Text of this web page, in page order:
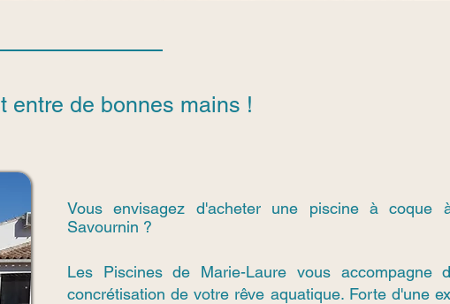
entre de bonnes mains !
Vous envisagez d'acheter une piscine à coque
Savournin ?
Les Piscines de Marie-Laure vous accompagne
concrétisation de votre rêve aquatique. Forte d'une